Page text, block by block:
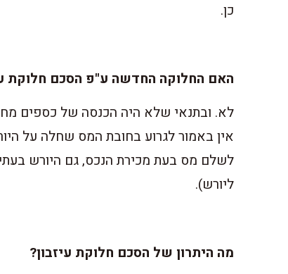
כן.
האם החלוקה החדשה ע"פ הסכם חלוקת
לא. ובתנאי שלא היה הכנסה של כספים
אין באמור לגרוע בחובת המס שחלה על
לשלם מס בעת מכירת הנכס, גם היורש
ליורש).
מה היתרון של הסכם חלוקת עיזבון?